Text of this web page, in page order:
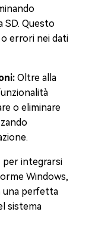
SD. Questo
o errori nei dati
Oltre alla
o eliminare
integrarsi
Windows,
una perfetta
sistema